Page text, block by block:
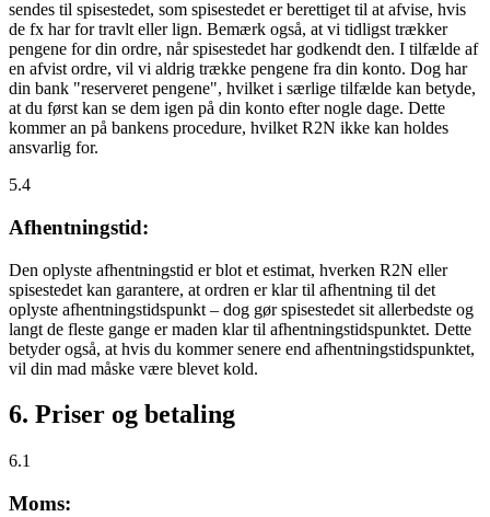
sendes til spisestedet, som spisestedet er berettiget til at afvise, hvis
de fx har for travlt eller lign. Bemærk også, at vi tidligst trækker
pengene for din ordre, når spisestedet har godkendt den. I tilfælde af
en afvist ordre, vil vi aldrig trække pengene fra din konto. Dog har
din bank "reserveret pengene", hvilket i særlige tilfælde kan betyde,
at du først kan se dem igen på din konto efter nogle dage. Dette
kommer an på bankens procedure, hvilket R2N ikke kan holdes
ansvarlig for.
5.4
Afhentningstid:
Den oplyste afhentningstid er blot et estimat, hverken R2N eller
spisestedet kan garantere, at ordren er klar til afhentning til det
oplyste afhentningstidspunkt – dog gør spisestedet sit allerbedste og
langt de fleste gange er maden klar til afhentningstidspunktet. Dette
betyder også, at hvis du kommer senere end afhentningstidspunktet,
vil din mad måske være blevet kold.
6. Priser og betaling
6.1
Moms: